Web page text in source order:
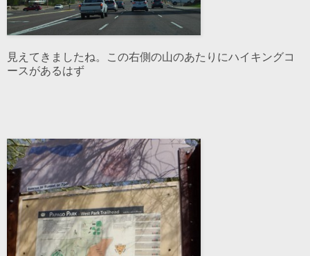
見えてきましたね。この右側の山のあたりにハイキングコ
ースがあるはず